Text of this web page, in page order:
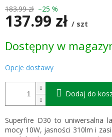
183.99 zł –25 %
137.99 zł / szt
jednostkowa:
Dostępny w
Opcje dostawy
Dodaj do
Superfire D30 to uniwersalna
mocy 10W, jasności 310lm i